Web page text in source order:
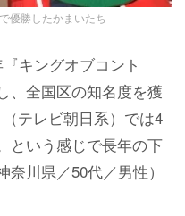
優勝したかまいたち
キングオブコント
、全国区の知名度を獲
テレビ朝日系）では4
という感じで長年の下
川県／50代／男性）